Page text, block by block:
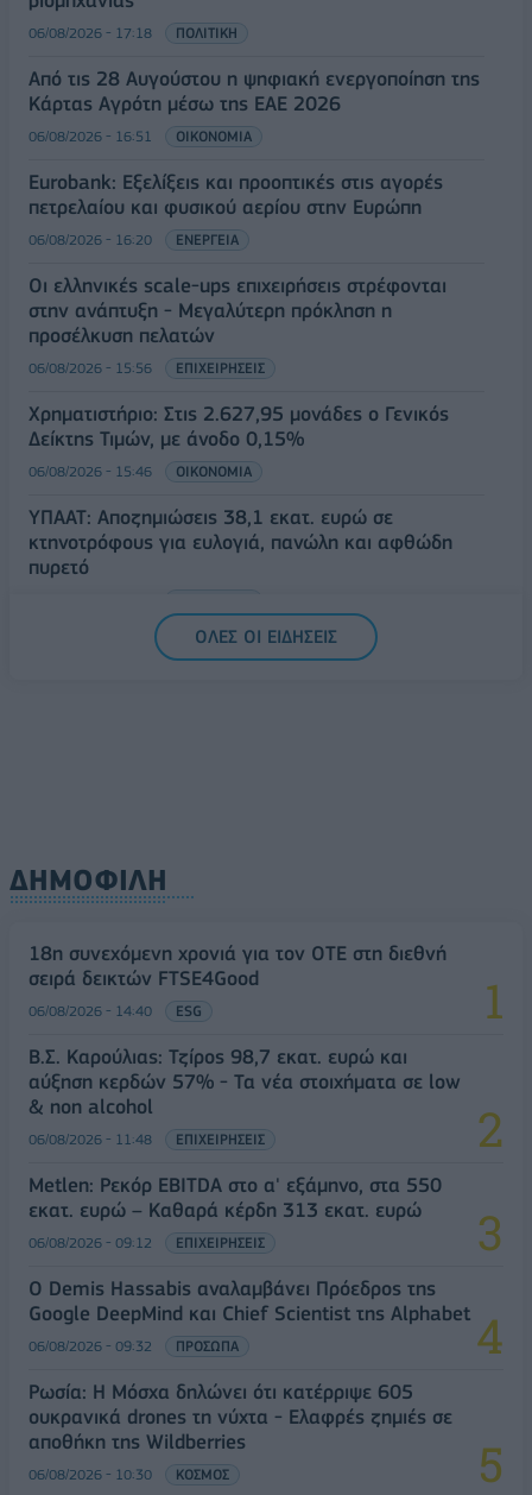
06/08/2026 - 17:18 ΠΟΛΙΤΙΚΗ
Από τις 28 Αυγούστου η ψηφιακή ενεργοποίηση της
Κάρτας Αγρότη μέσω της ΕΑΕ 2026
06/08/2026 - 16:51 ΟΙΚΟΝΟΜΙΑ
Eurobank: Εξελίξεις και προοπτικές στις αγορές
πετρελαίου και φυσικού αερίου στην Ευρώπη
06/08/2026 - 16:20 ΕΝΕΡΓΕΙΑ
Οι ελληνικές scale-ups επιχειρήσεις στρέφονται
στην ανάπτυξη - Μεγαλύτερη πρόκληση η
προσέλκυση πελατών
06/08/2026 - 15:56 ΕΠΙΧΕΙΡΗΣΕΙΣ
Χρηματιστήριο: Στις 2.627,95 μονάδες ο Γενικός
Δείκτης Τιμών, με άνοδο 0,15%
06/08/2026 - 15:46 ΟΙΚΟΝΟΜΙΑ
ΥΠΑΑΤ: Αποζημιώσεις 38,1 εκατ. ευρώ σε
κτηνοτρόφους για ευλογιά, πανώλη και αφθώδη
πυρετό
ΟΛΕΣ ΟΙ ΕΙΔΗΣΕΙΣ
ΔΗΜΟΦΙΛΗ
18η συνεχόμενη χρονιά για τον ΟΤΕ στη διεθνή
σειρά δεικτών FTSE4Good
06/08/2026 - 14:40 ESG
Β.Σ. Καρούλιας: Τζίρος 98,7 εκατ. ευρώ και
αύξηση κερδών 57% - Τα νέα στοιχήματα σε low
& non alcohol
06/08/2026 - 11:48 ΕΠΙΧΕΙΡΗΣΕΙΣ
Metlen: Ρεκόρ EBITDA στο α' εξάμηνο, στα 550
εκατ. ευρώ – Καθαρά κέρδη 313 εκατ. ευρώ
06/08/2026 - 09:12 ΕΠΙΧΕΙΡΗΣΕΙΣ
Ο Demis Hassabis αναλαμβάνει Πρόεδρος της
Google DeepMind και Chief Scientist της Alphabet
06/08/2026 - 09:32 ΠΡΟΣΩΠΑ
Ρωσία: Η Μόσχα δηλώνει ότι κατέρριψε 605
ουκρανικά drones τη νύχτα - Ελαφρές ζημιές σε
αποθήκη της Wildberries
06/08/2026 - 10:30 ΚΟΣΜΟΣ